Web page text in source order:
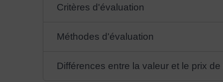
Critères d'évaluation
Méthodes d'évaluation
Différences entre la valeur et le prix de